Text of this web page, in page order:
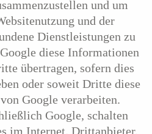
und um
und der
Dienstleistungen zu
diese Informationen
übertragen, sofern dies
oder soweit Dritte diese
Google verarbeiten.
Google, schalten
im Internet. Drittanbieter,